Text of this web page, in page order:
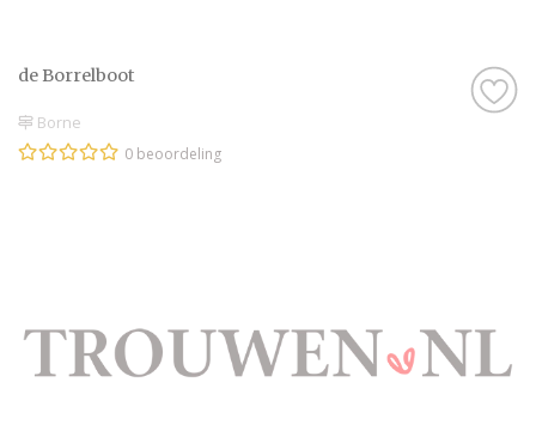
de Borrelboot
Borne
0 beoordeling